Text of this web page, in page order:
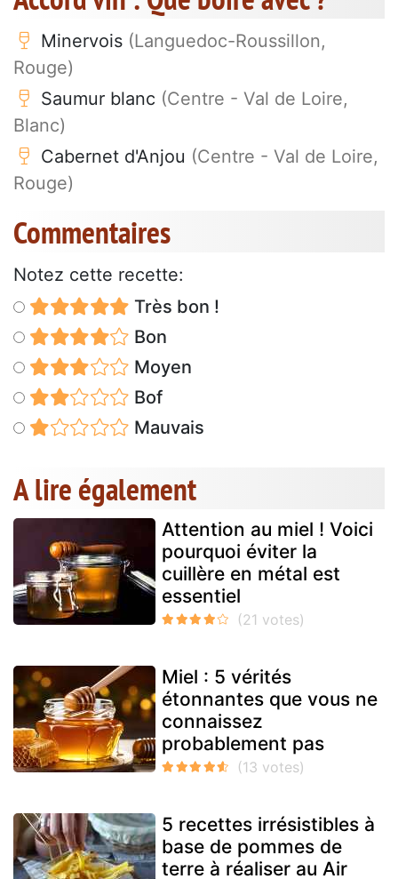
Minervois (Languedoc-Roussillon,
Rouge)
Saumur blanc (Centre - Val de Loire,
Blanc)
Cabernet d'Anjou (Centre - Val de Loire,
Rouge)
Commentaires
Notez cette recette:
Très bon !
Bon
Moyen
Bof
Mauvais
A lire également
Attention au miel ! Voici
pourquoi éviter la
cuillère en métal est
essentiel
Miel : 5 vérités
étonnantes que vous ne
connaissez
probablement pas
5 recettes irrésistibles à
base de pommes de
terre à réaliser au Air